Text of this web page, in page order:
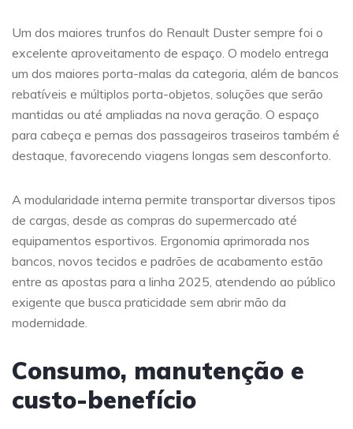
Um dos maiores trunfos do Renault Duster sempre foi o
excelente aproveitamento de espaço. O modelo entrega
um dos maiores porta-malas da categoria, além de bancos
rebatíveis e múltiplos porta-objetos, soluções que serão
mantidas ou até ampliadas na nova geração. O espaço
para cabeça e pernas dos passageiros traseiros também é
destaque, favorecendo viagens longas sem desconforto.
A modularidade interna permite transportar diversos tipos
de cargas, desde as compras do supermercado até
equipamentos esportivos. Ergonomia aprimorada nos
bancos, novos tecidos e padrões de acabamento estão
entre as apostas para a linha 2025, atendendo ao público
exigente que busca praticidade sem abrir mão da
modernidade.
Consumo, manutenção e
custo-benefício